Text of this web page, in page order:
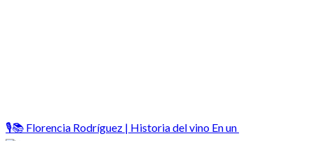
🎙️📚 Florencia Rodríguez | Historia del vino En un